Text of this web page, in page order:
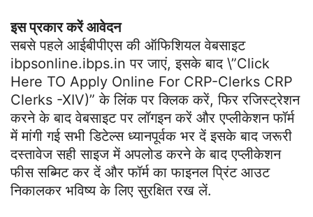
इस प्रकार करें आवेदन
सबसे पहले आईबीपीएस की ऑफिशियल वेबसाइट
ibpsonline.ibps.in पर जाएं, इसके बाद \”Click
Here TO Apply Online For CRP-Clerks CRP
Clerks -XIV)” के लिंक पर क्लिक करें, फिर रजिस्ट्रेशन
करने के बाद वेबसाइट पर लॉगइन करें और एप्लीकेशन फॉर्म
में मांगी गई सभी डिटेल्स ध्यानपूर्वक भर दें इसके बाद जरूरी
दस्तावेज सही साइज में अपलोड करने के बाद एप्लीकेशन
फीस सब्मिट कर दें और फॉर्म का फाइनल प्रिंट आउट
निकालकर भविष्य के लिए सुरक्षित रख लें.